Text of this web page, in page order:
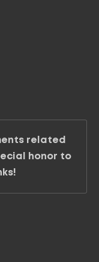
related
honor to